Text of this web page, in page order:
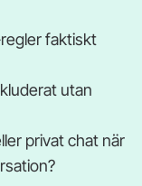
faktiskt
utan
privat chat när